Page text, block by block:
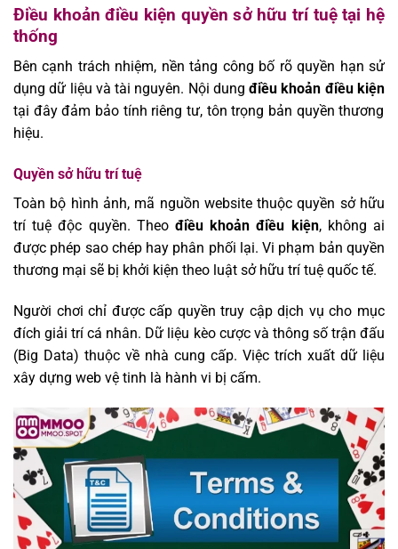
Điều khoản điều kiện quyền sở hữu trí tuệ tại hệ
thống
Bên cạnh trách nhiệm, nền tảng công bố rõ quyền hạn sử
dụng dữ liệu và tài nguyên. Nội dungđiều khoản điều kiện
tại đây đảm bảo tính riêng tư, tôn trọng bản quyền thương
hiệu.
Quyền sở hữu trí tuệ
Toàn bộ hình ảnh, mã nguồn website thuộc quyền sở hữu
trí tuệ độc quyền. Theo điều khoản điều kiện, không ai
được phép sao chép hay phân phối lại. Vi phạm bản quyền
thương mại sẽ bị khởi kiện theo luật sở hữu trí tuệ quốc tế.
Người chơi chỉ được cấp quyền truy cập dịch vụ cho mục
đích giải trí cá nhân. Dữ liệu kèo cược và thông số trận đấu
(Big Data) thuộc về nhà cung cấp. Việc trích xuất dữ liệu
xây dựng web vệ tinh là hành vi bị cấm.